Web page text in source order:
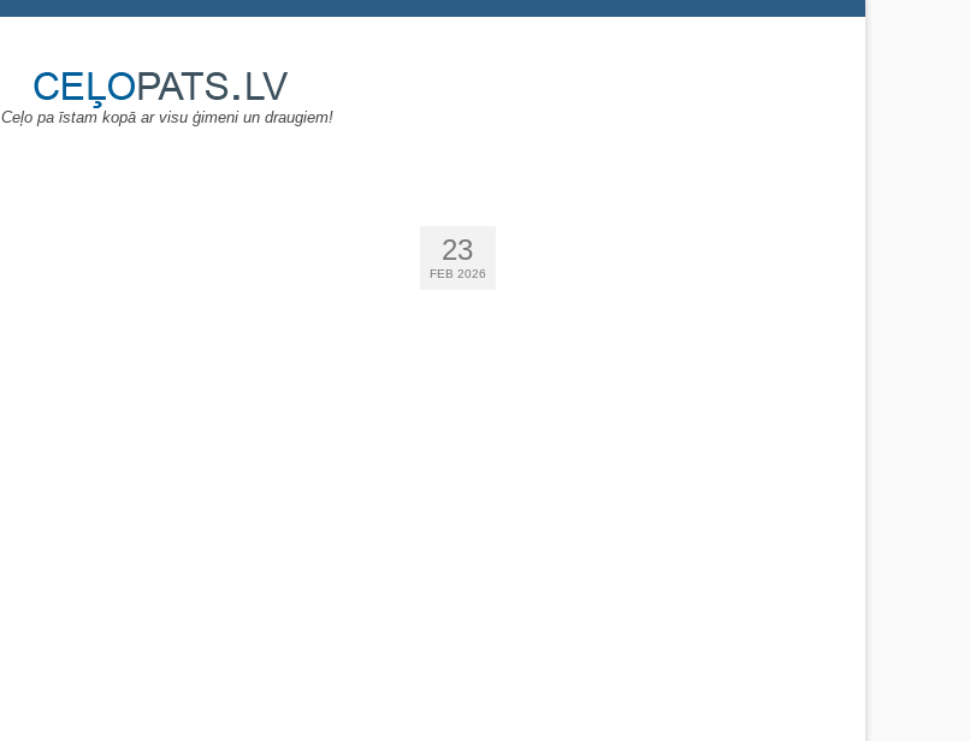
Ceļo pa īstam kopā ar visu ģimeni un draugiem!
23
FEB 2026